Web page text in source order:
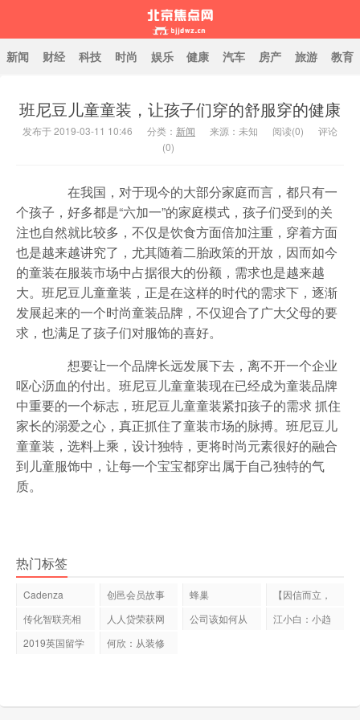
北京焦点网
新闻 财经 科技 时尚 娱乐 健康 汽车 房产 旅游 教育
班尼豆儿童童装，让孩子们穿的舒服穿的健康
发布于 2019-03-11 10:46 分类： 新闻 来源：未知 阅读(0)
评论
(0)
在我国，对于现今的大部分家庭而言，都只有一
个孩子，好多都是“六加一”的家庭模式，孩子们受到的关
注也自然就比较多，不仅是饮食方面倍加注重，穿着方面
也是越来越讲究了，尤其随着二胎政策的开放，因而如今
的童装在服装市场中占据很大的份额，需求也是越来越
大。班尼豆儿童童装，正是在这样的时代的需求下，逐渐
发展起来的一个时尚童装品牌，不仅迎合了广大父母的要
求，也满足了孩子们对服饰的喜好。
想要让一个品牌长远发展下去，离不开一个企业
呕心沥血的付出。班尼豆儿童童装现在已经成为童装品牌
中重要的一个标志，班尼豆儿童童装紧扣孩子的需求 抓住
家长的溺爱之心，真正抓住了童装市场的脉搏。班尼豆儿
童童装，选料上乘，设计独特，更将时尚元素很好的融合
到儿童服饰中，让每一个宝宝都穿出属于自己独特的气
质。
热门标签
Cadenza
世界经济
创邑会员故事
蜂巢
力 | 2018云和
【因信而立，
传化智联亮相
人人贷荣获网
公司该如何从
江小白：小趋
2019英国留学
何欣：从装修